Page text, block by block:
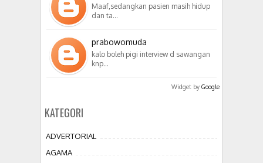
Maaf,sedangkan pasien masih hidup
dan ta…
prabowomuda
kalo boleh pigi interview d sawangan
knp…
Widget by Google
KATEGORI
ADVERTORIAL
AGAMA